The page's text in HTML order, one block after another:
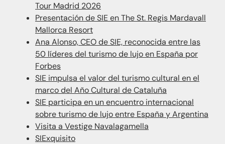
Tour Madrid 2026
Presentación de SIE en The St. Regis Mardavall
Mallorca Resort
Ana Alonso, CEO de SIE, reconocida entre las
50 líderes del turismo de lujo en España por
Forbes
SIE impulsa el valor del turismo cultural en el
marco del Año Cultural de Cataluña
SIE participa en un encuentro internacional
sobre turismo de lujo entre España y Argentina
Visita a Vestige Navalagamella
SIExquisito